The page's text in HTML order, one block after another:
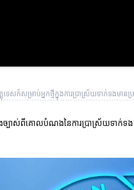
សក៍សម្រាប់អ្នកថ្មីក្នុងការប្រាស្រ័យទាក់ទងមានប្
ាស់ពីគោលបំណងនៃការប្រាស្រ័យទាក់ទង។